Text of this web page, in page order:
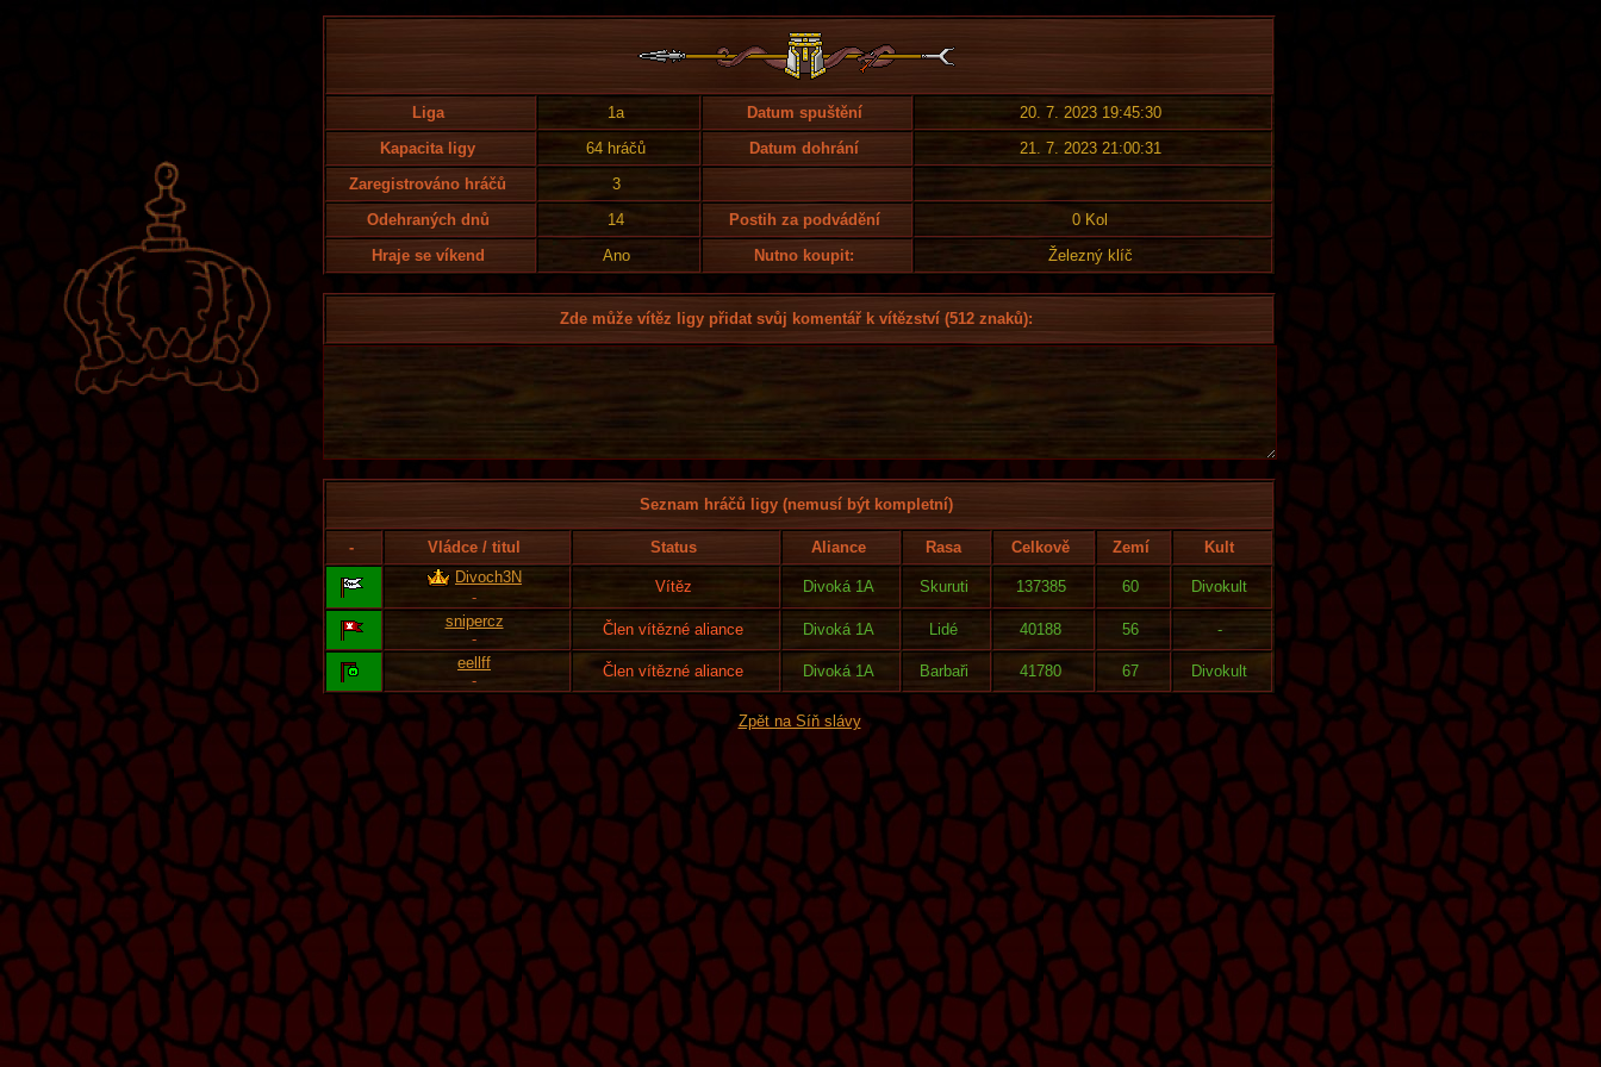
Liga 1a Datum spuštění
20. 7. 2023 19:45:30
Kapacita ligy
64 hráčů Datum dohrání
21. 7. 2023 21:00:31
Zaregistrováno hráčů
3
Odehraných dnů
14 Postih za podvádění
0 Kol
Hraje se víkend
Ano Nutno koupit: Železný klíč
Zde může vítěz ligy přidat svůj komentář k vítězství (512 znaků):
Seznam hráčů ligy (nemusí být kompletní)
- Vládce / titul Status Aliance Rasa Celkově Zemí
Kult
Divoch3N
-
Vítěz Divoká 1A Skuruti 137385 60
Divokult
snipercz
-
Člen vítězné aliance Divoká 1A Lidé 40188 56
-
eellff
-
Člen vítězné aliance Divoká 1A Barbaři 41780 67 Divokult
Zpět na Síň slávy